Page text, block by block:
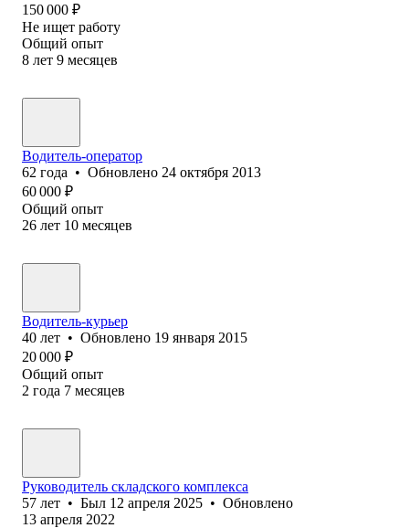
150 000 ₽
Не ищет работу
Общий опыт
8 лет 9 месяцев
Водитель-оператор
62 года • Обновлено 24 октября 2013
60 000 ₽
Общий опыт
26 лет 10 месяцев
Водитель-курьер
40 лет • Обновлено 19 января 2015
20 000 ₽
Общий опыт
2 года 7 месяцев
Руководитель складского комплекса
57 лет • Был 12 апреля 2025 • Обновлено
13 апреля 2022